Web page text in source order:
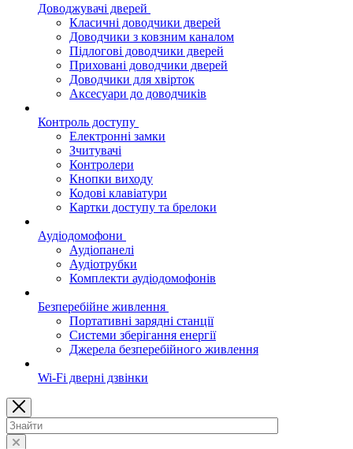
Доводжувачі дверей
Класичні доводчики дверей
Доводчики з ковзним каналом
Підлогові доводчики дверей
Приховані доводчики дверей
Доводчики для хвірток
Аксесуари до доводчиків
Контроль доступу
Електронні замки
Зчитувачі
Контролери
Кнопки виходу
Кодові клавіатури
Картки доступу та брелоки
Аудіодомофони
Аудіопанелі
Аудіотрубки
Комплекти аудіодомофонів
Безперебійне живлення
Портативні зарядні станції
Системи зберігання енергії
Джерела безперебійного живлення
Wi-Fi дверні дзвінки